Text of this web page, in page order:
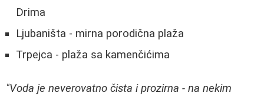
Drima
Ljubaništa - mirna porodična plaža
Trpejca - plaža sa kamenčićima
"Voda je neverovatno čista i prozirna - na nekim